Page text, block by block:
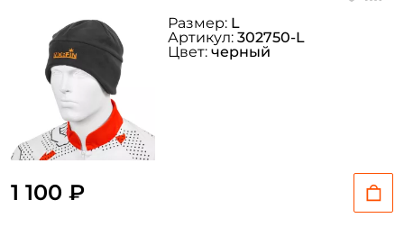
1 100 ₽
Размер: L
Артикул: 302750-L
Цвет: черный